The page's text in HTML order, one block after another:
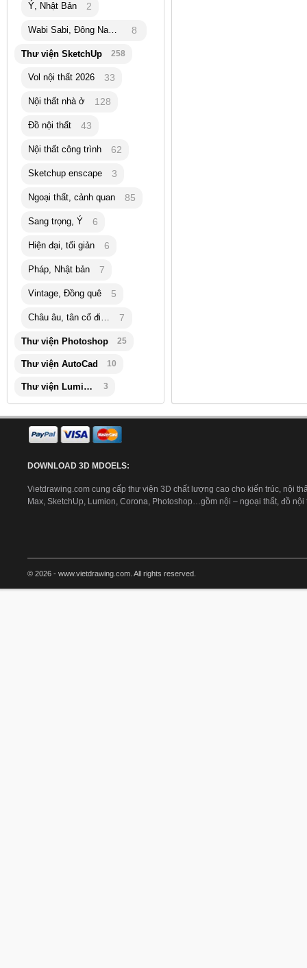
Ý, Nhật Bản 2
Wabi Sabi, Đông Nam Á 8
Thư viện SketchUp 258
Vol nội thất 2026 33
Nội thất nhà ở 128
Đồ nội thất 43
Nội thất công trình 62
Sketchup enscape 3
Ngoại thất, cảnh quan 85
Sang trọng, Ý 6
Hiện đại, tối giản 6
Pháp, Nhật bản 7
Vintage, Đồng quê 5
Châu âu, tân cổ điển 7
Thư viện Photoshop 25
Thư viện AutoCad 10
Thư viện Lumion 3
DOWNLOAD 3D MDOELS:
Vietdrawing.com cung cấp thư viện 3D chất lượng cao cho kiến trúc, nội
Max, SketchUp, Lumion, Corona, Photoshop…gồm nội – ngoại thất, đồ nội
© 2026 - www.vietdrawing.com. All rights reserved.